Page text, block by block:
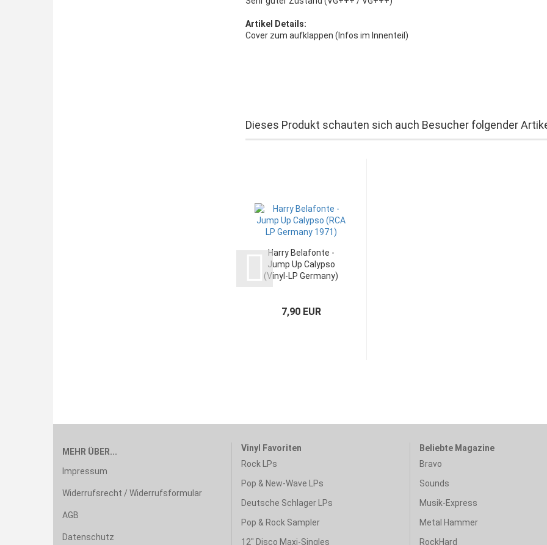
Artikel Details:
Cover zum aufklappen (Infos im Innenteil)
Dieses Produkt schauten sich auch Besucher folgender
Harry Belafonte -
Jump Up Calypso
(Vinyl-LP Germany)
7,90 EUR
MEHR ÜBER...
Impressum
Widerrufsrecht / Widerrufsformular
AGB
Datenschutz
Vinyl Favoriten
Rock LPs
Pop & New-Wave LPs
Deutsche Schlager LPs
Pop & Rock Sampler
12" Disco Maxi-Singles
Beliebte Magazine
Bravo
Sounds
Musik-Express
Metal Hammer
RockHard